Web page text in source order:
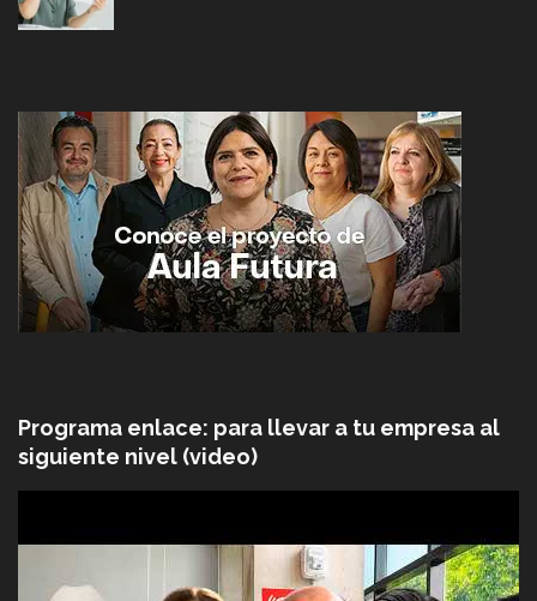
Programa enlace: para llevar a tu empresa al
siguiente nivel (video)